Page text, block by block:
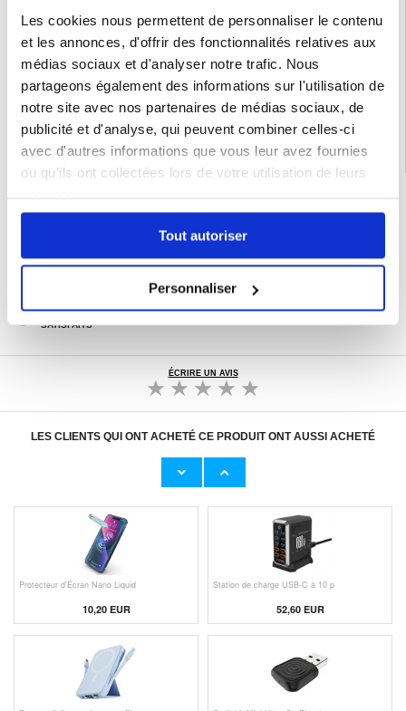
Les cookies nous permettent de personnaliser le contenu
et les annonces, d'offrir des fonctionnalités relatives aux
médias sociaux et d'analyser notre trafic. Nous
partageons également des informations sur l'utilisation de
notre site avec nos partenaires de médias sociaux, de
publicité et d'analyse, qui peuvent combiner celles-ci
avec d'autres informations que vous leur avez fournies
ou qu'ils ont collectées lors de votre utilisation de leurs
Tout autoriser
Personnaliser
Emballage : Euroblister
EAN: 8596311259104
Catégories associées:
Accessoires téléphone Coque & Accessoires iPhone
iPhone 16 Pro Coque & Accessoires
POUR LES MEMBRES DU CLUB24
LUN - VEN 10H - 22H
POLITIQUE DE RETOUR DE 30 JOURS
PLUS DE 8 000 000 DE CLIENTS
SATISFAITS
ÉCRIRE UN AVIS
LES CLIENTS QUI ONT ACHETÉ CE PRODUIT ONT AUSSI ACHETÉ
Câble Apple Lightning d'Origin
Protecteur d'Écran Nano Liquid
10,20 EUR
Station de charge USB-C à 10 p
52,60 EUR